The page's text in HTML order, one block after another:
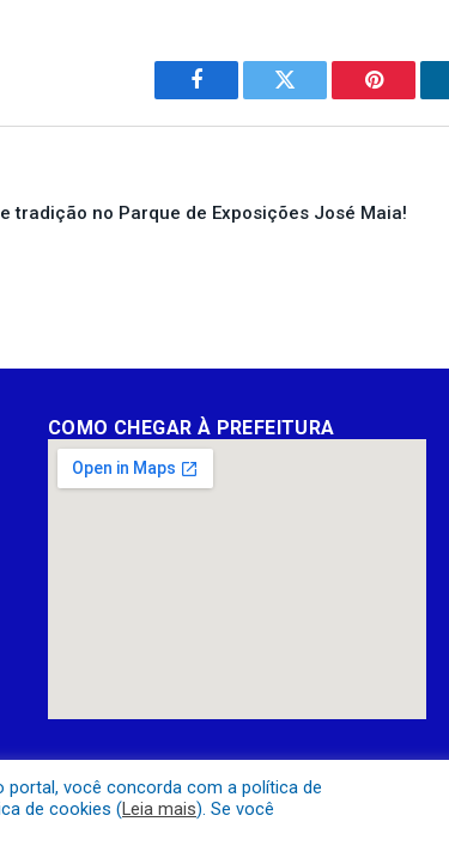
Facebook Twitter Pinterest
tradição no Parque de Exposições José Maia!
COMO CHEGAR À PREFEITURA
você concorda com a política de
de cookies (Leia mais). Se você